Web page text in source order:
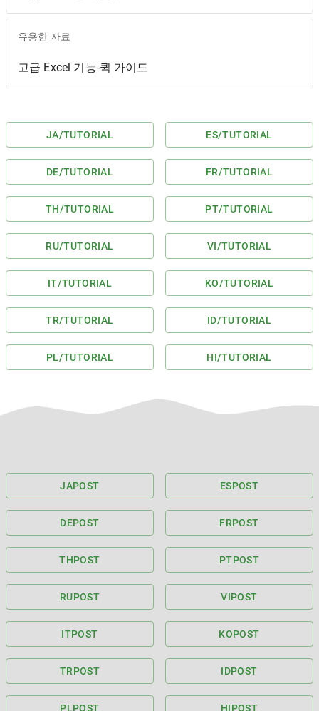
유용한 자료
고급 Excel 기능-퀵 가이드
JA/TUTORIAL ES/TUTORIAL
DE/TUTORIAL FR/TUTORIAL
TH/TUTORIAL PT/TUTORIAL
RU/TUTORIAL VI/TUTORIAL
IT/TUTORIAL KO/TUTORIAL
TR/TUTORIAL ID/TUTORIAL
PL/TUTORIAL HI/TUTORIAL
JAPOST ESPOST
DEPOST FRPOST
THPOST PTPOST
RUPOST VIPOST
ITPOST KOPOST
TRPOST IDPOST
PLPOST HIPOST